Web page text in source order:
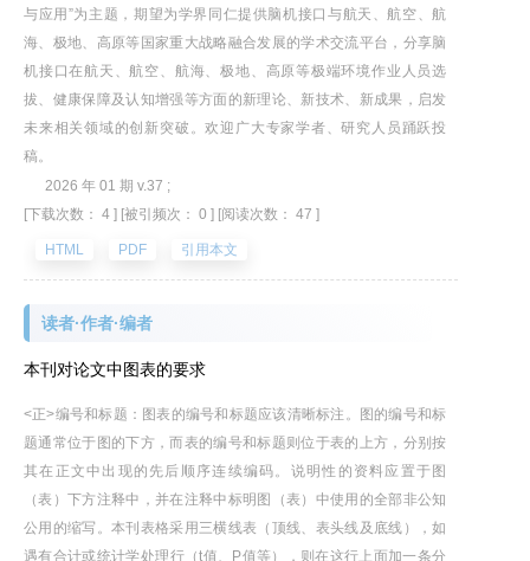
与应用”为主题，期望为学界同仁提供脑机接口与航天、航空、航
海、极地、高原等国家重大战略融合发展的学术交流平台，分享脑
机接口在航天、航空、航海、极地、高原等极端环境作业人员选
拔、健康保障及认知增强等方面的新理论、新技术、新成果，启发
未来相关领域的创新突破。欢迎广大专家学者、研究人员踊跃投
稿。
2026 年 01 期 v.37 ;
[下载次数： 4 ] [被引频次： 0 ] [阅读次数： 47 ]
HTML PDF 引用本文
读者·作者·编者
本刊对论文中图表的要求
<正>编号和标题：图表的编号和标题应该清晰标注。图的编号和标
题通常位于图的下方，而表的编号和标题则位于表的上方，分别按
其在正文中出现的先后顺序连续编码。说明性的资料应置于图
（表）下方注释中，并在注释中标明图（表）中使用的全部非公知
公用的缩写。本刊表格采用三横线表（顶线、表头线及底线），如
遇有合计或统计学处理行（t值、P值等），则在这行上面加一条分